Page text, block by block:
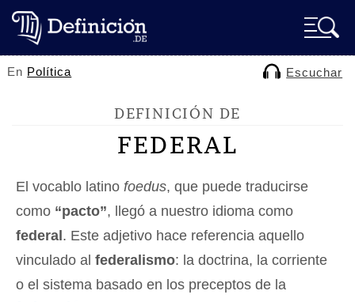
En Política Escuchar
DEFINICIÓN DE
FEDERAL
El vocablo latino foedus, que puede traducirse
como “pacto”, llegó a nuestro idioma como
federal . Este adjetivo hace referencia aquello
vinculado al federalismo: la doctrina, la corriente
o el sistema basado en los preceptos de la